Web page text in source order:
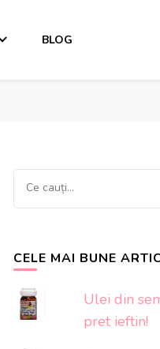
BLOG
Cauți
ceva?
CELE MAI BUNE
Ulei din
pret ieftin!